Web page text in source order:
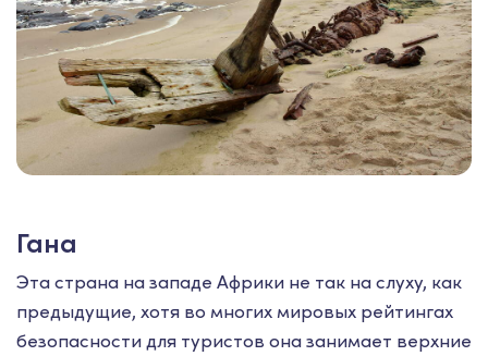
Гана
Эта страна на западе Африки не так на слуху, как
предыдущие, хотя во многих мировых рейтингах
безопасности для туристов она занимает верхние